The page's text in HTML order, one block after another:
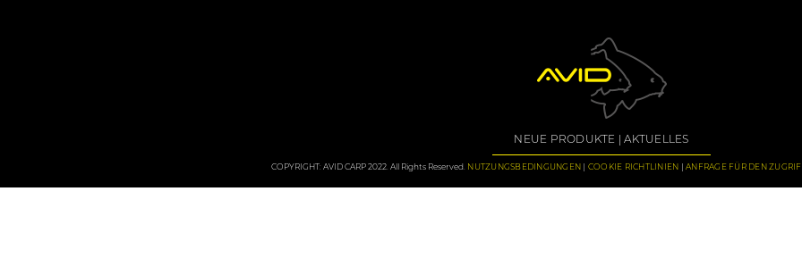
NEUE PRODUKTE AKTUELLES
COPYRIGHT: AVID CARP 2022. All Rights Reserved. NUTZUNGSBEDINGUNGEN COOKIE RICHTLINIEN ANFRAGE FÜR DEN